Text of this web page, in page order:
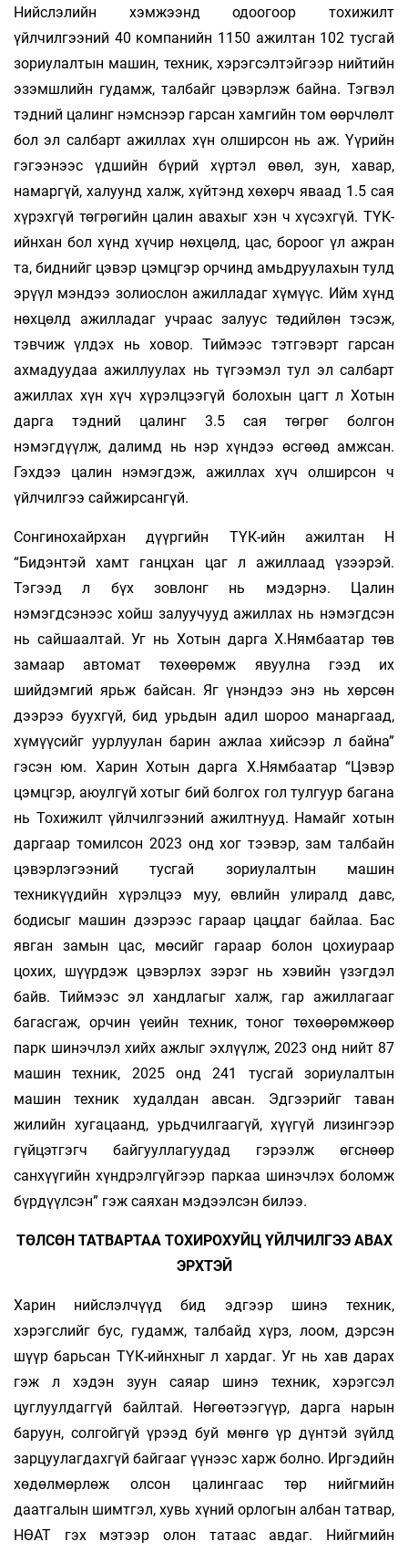
Нийслэлийн хэмжээнд одоогоор тохижилт
үйлчилгээний 40 компанийн 1150 ажилтан 102 тусгай
зориулалтын машин, техник, хэрэгсэлтэйгээр нийтийн
эзэмшлийн гудамж, талбайг цэвэрлэж байна. Тэгвэл
тэдний цалинг нэмснээр гарсан хамгийн том өөрчлөлт
бол эл салбарт ажиллах хүн олширсон нь аж. Үүрийн
гэгээнээс үдшийн бүрий хүртэл өвөл, зун, хавар,
намаргүй, халуунд халж, хүйтэнд хөхөрч яваад 1.5 сая
хүрэхгүй төгрөгийн цалин авахыг хэн ч хүсэхгүй. ТҮК-
ийнхан бол хүнд хүчир нөхцөлд, цас, бороог үл ажран
та, биднийг цэвэр цэмцгэр орчинд амьдруулахын тулд
эрүүл мэндээ золиослон ажилладаг хүмүүс. Ийм хүнд
нөхцөлд ажилладаг учраас залуус төдийлөн тэсэж,
тэвчиж үлдэх нь ховор. Тиймээс тэтгэвэрт гарсан
ахмадуудаа ажиллуулах нь түгээмэл тул эл салбарт
ажиллах хүн хүч хүрэлцээгүй болохын цагт л Хотын
дарга тэдний цалинг 3.5 сая төгрөг болгон
нэмэгдүүлж, далимд нь нэр хүндээ өсгөөд амжсан.
Гэхдээ цалин нэмэгдэж, ажиллах хүч олширсон ч
үйлчилгээ сайжирсангүй.
Сонгинохайрхан дүүргийн ТҮК-ийн ажилтан Н
“Бидэнтэй хамт ганцхан цаг л ажиллаад үзээрэй.
Тэгээд л бүх зовлонг нь мэдэрнэ. Цалин
нэмэгдсэнээс хойш залуучууд ажиллах нь нэмэгдсэн
нь сайшаалтай. Уг нь Хотын дарга Х.Нямбаатар төв
замаар автомат төхөөрөмж явуулна гээд их
шийдэмгий ярьж байсан. Яг үнэндээ энэ нь хөрсөн
дээрээ буухгүй, бид урьдын адил шороо манаргаад,
хүмүүсийг уурлуулан барин ажлаа хийсээр л байна”
гэсэн юм. Харин Хотын дарга Х.Нямбаатар “Цэвэр
цэмцгэр, аюулгүй хотыг бий болгох гол тулгуур багана
нь Тохижилт үйлчилгээний ажилтнууд. Намайг хотын
даргаар томилсон 2023 онд хог тээвэр, зам талбайн
цэвэрлэгээний тусгай зориулалтын машин
техникүүдийн хүрэлцээ муу, өвлийн улиралд давс,
бодисыг машин дээрээс гараар цацдаг байлаа. Бас
явган замын цас, мөсийг гараар болон цохиураар
цохих, шүүрдэж цэвэрлэх зэрэг нь хэвийн үзэгдэл
байв. Тиймээс эл хандлагыг халж, гар ажиллагааг
багасгаж, орчин үеийн техник, тоног төхөөрөмжөөр
парк шинэчлэл хийх ажлыг эхлүүлж, 2023 онд нийт 87
машин техник, 2025 онд 241 тусгай зориулалтын
машин техник худалдан авсан. Эдгээрийг таван
жилийн хугацаанд, урьдчилгаагүй, хүүгүй лизингээр
гүйцэтгэгч байгууллагуудад гэрээлж өгснөөр
санхүүгийн хүндрэлгүйгээр паркаа шинэчлэх боломж
бүрдүүлсэн” гэж саяхан мэдээлсэн билээ.
ТӨЛСӨН ТАТВАРТАА ТОХИРОХУЙЦ ҮЙЛЧИЛГЭЭ АВАХ
ЭРХТЭЙ
Харин нийслэлчүүд бид эдгээр шинэ техник,
хэрэгслийг бус, гудамж, талбайд хүрз, лоом, дэрсэн
шүүр барьсан ТҮК-ийнхныг л хардаг. Уг нь хав дарах
гэж л хэдэн зуун саяар шинэ техник, хэрэгсэл
цуглуулдаггүй байлтай. Нөгөөтээгүүр, дарга нарын
баруун, солгойгүй үрээд буй мөнгө үр дүнтэй зүйлд
зарцуулагдахгүй байгааг үүнээс харж болно. Иргэдийн
хөдөлмөрлөж олсон цалингаас төр нийгмийн
даатгалын шимтгэл, хувь хүний орлогын албан татвар,
НӨАТ гэх мэтээр олон татаас авдаг. Нийгмийн